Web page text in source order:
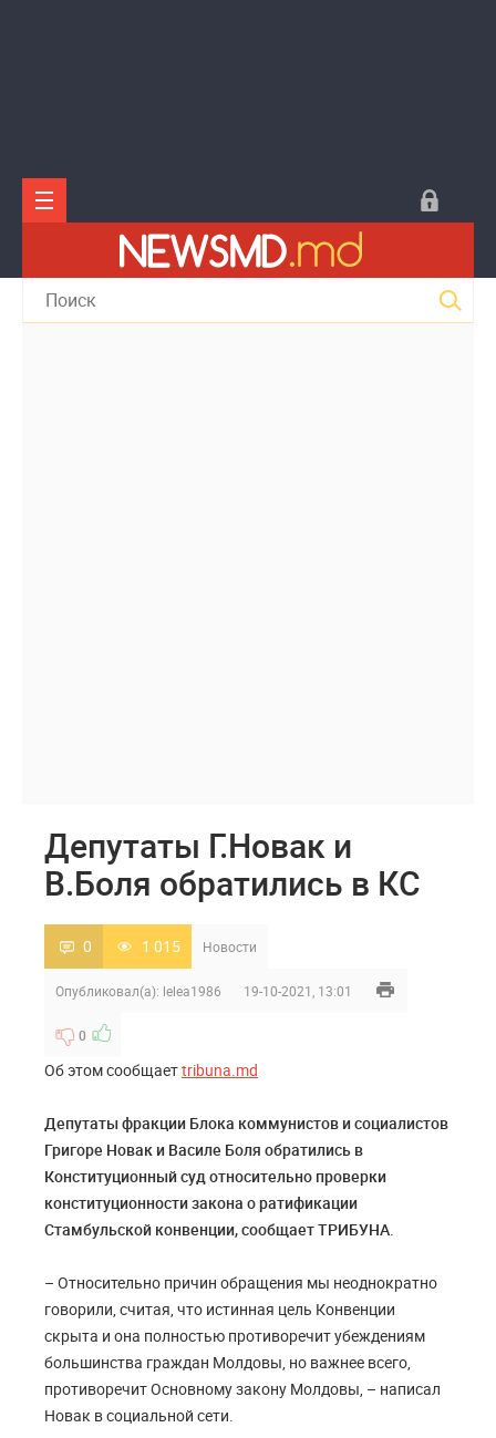
Депутаты Г.Новак и
В.Боля обратились в КС
0 1 015 Новости
Опубликовал(а): lelea1986 19-10-2021, 13:01
0
Об этом сообщаетtribuna.md
Депутаты фракции Блока коммунистов и социалистов
Григоре Новак и Василе Боля обратились в
Конституционный суд относительно проверки
конституционности закона о ратификации
Стамбульской конвенции,сообщает ТРИБУНА.
– Относительно причин обращения мы неоднократно
говорили, считая, что истинная цель Конвенции
скрыта и она полностью противоречит убеждениям
большинства граждан Молдовы, но важнее всего,
противоречит Основному закону Молдовы, – написал
Новак в социальной сети.